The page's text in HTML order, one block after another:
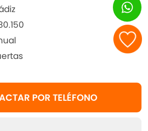
POR TELÉFONO